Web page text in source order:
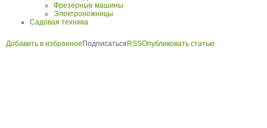
Фрезерные машины
Электроножницы
Садовая техника
Добавить в избранноеПодписатьсяRSSОпубликовать статью